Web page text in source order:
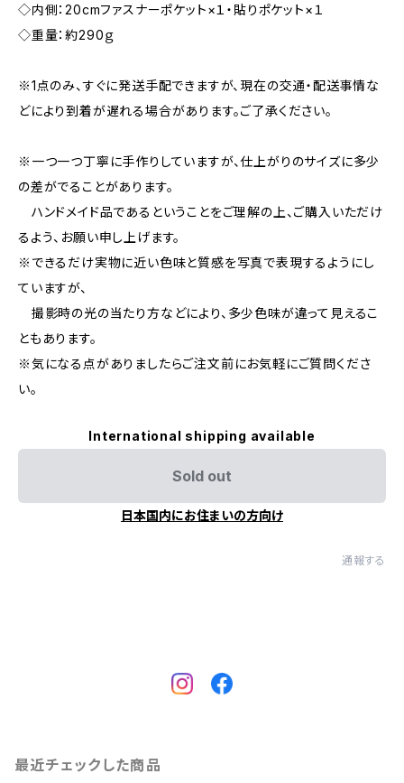
◇内側：20cmファスナーポケット×１・貼りポケット×１
◇重量：約290ｇ
※1点のみ、すぐに発送手配できますが、現在の交通・配送事情な
どにより到着が遅れる場合があります。ご了承ください。
※一つ一つ丁寧に手作りしていますが、仕上がりのサイズに多少
の差がでることがあります。
ハンドメイド品であるということをご理解の上、ご購入いただけ
るよう、お願い申し上げます。
※できるだけ実物に近い色味と質感を写真で表現するようにし
ていますが、
撮影時の光の当たり方などにより、多少色味が違って見えるこ
ともあります。
※気になる点がありましたらご注文前にお気軽にご質問くださ
い。
International shipping available
Sold out
日本国内にお住まいの方向け
通報する
最近チェックした商品